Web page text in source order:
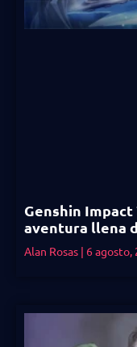
Genshin
aventura llena
Alan Rosas 6 agosto,